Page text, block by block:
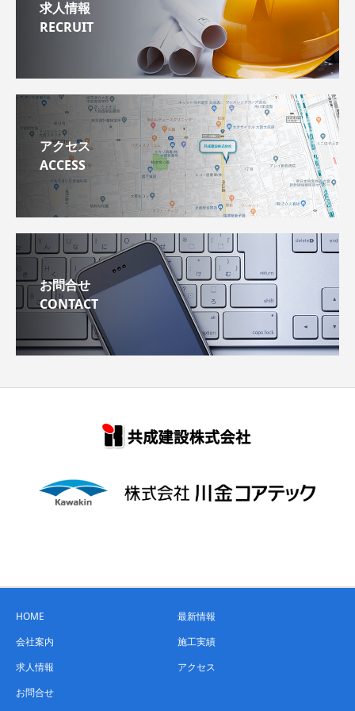
求人情報
RECRUIT
アクセス
ACCESS
お問合せ
CONTACT
HOME
最新情報
会社案内
施工実績
求人情報
アクセス
お問合せ